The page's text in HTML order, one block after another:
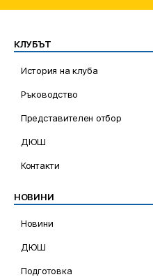
КЛУБЪТ
История на клуба
Ръководство
Представителен отбор
ДЮШ
Контакти
НОВИНИ
Новини
ДЮШ
Подготовка